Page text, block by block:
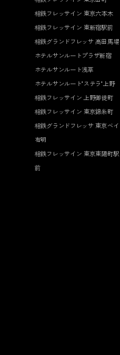
相鉄フレッサイン 東京六本木
相鉄フレッサイン 東新宿駅前
相鉄グランドフレッサ 高田馬場
ホテルサンルートプラザ新宿
ホテルサンルート浅草
ホテルサンルート"ステラ"上野
相鉄フレッサイン 上野御徒町
相鉄フレッサイン 東京錦糸町
相鉄グランドフレッサ 東京ベイ
有明
相鉄フレッサイン 東京東陽町駅
前